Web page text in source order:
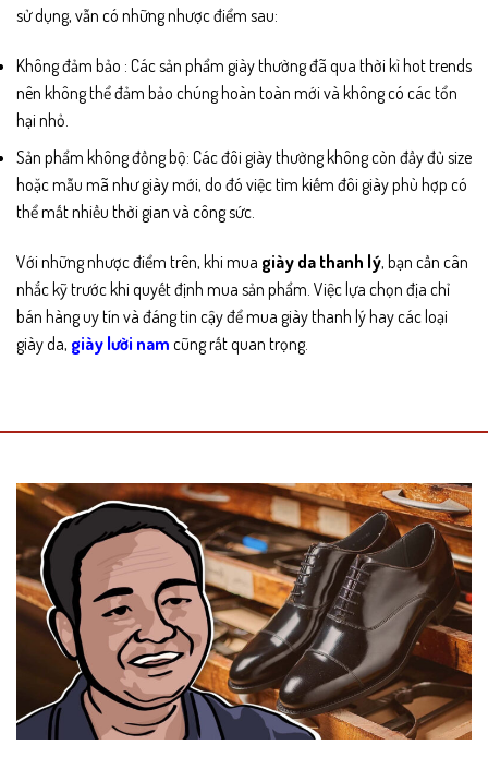
sử dụng, vẫn có những nhược điểm sau:
Không đảm bảo : Các sản phẩm giày thường đã qua thời kì hot trends
nên không thể đảm bảo chúng hoàn toàn mới và không có các tổn
hại nhỏ.
Sản phẩm không đồng bộ: Các đôi giày thường không còn đầy đủ size
hoặc mẫu mã như giày mới, do đó việc tìm kiếm đôi giày phù hợp có
thể mất nhiều thời gian và công sức.
Với những nhược điểm trên, khi mua giày da thanh lý, bạn cần cân
nhắc kỹ trước khi quyết định mua sản phẩm. Việc lựa chọn địa chỉ
bán hàng uy tín và đáng tin cậy để mua giày thanh lý hay các loại
giày da, giày lười nam cũng rất quan trọng.